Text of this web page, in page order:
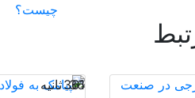
چیست؟
36 ثانیه
361